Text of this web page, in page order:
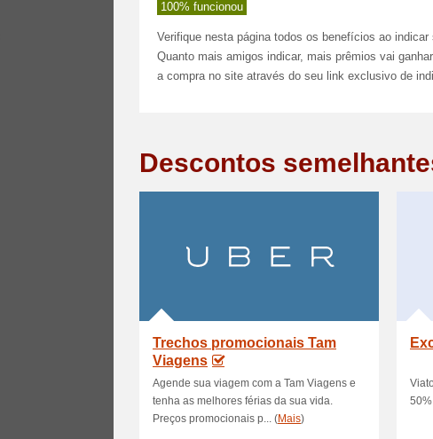
100% funcionou
Verifique nesta página todos os benefícios ao
Quanto mais amigos indicar, mais prêmios vai
a compra no site através do seu link exclusivo de
Descontos
Trechos promocionais Tam
Viagens
Agende sua viagem com a Tam Viagens e
tenha as melhores férias da sua vida.
Preços promocionais p... (Mais)